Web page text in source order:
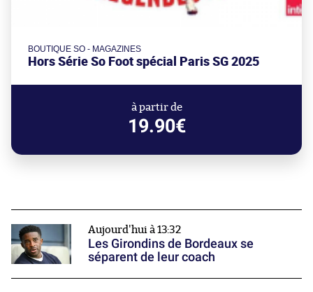
BOUTIQUE SO - MAGAZINES
Hors Série So Foot spécial Paris SG 2025
à partir de
19.90€
Aujourd'hui à 13:32
Les Girondins de Bordeaux se
séparent de leur coach